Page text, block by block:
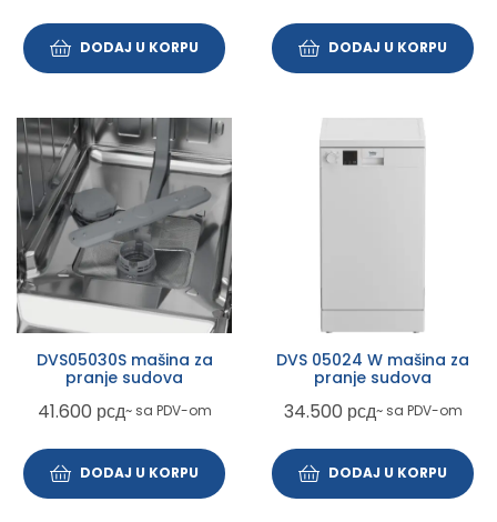
DODAJ U KORPU DODAJ U KORPU
DVS05030S mašina za
pranje sudova
41.600 рсд~ sa PDV-om
DODAJ U KORPU
DVS 05024 W mašina za
pranje sudova
34.500 рсд~ sa PDV-om
DODAJ U KORPU